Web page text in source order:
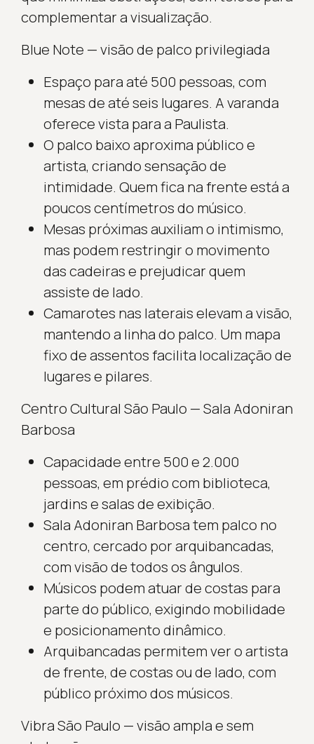
complementar a visualização.
Blue Note — visão de palco privilegiada
Espaço para até 500 pessoas, com
mesas de até seis lugares. A varanda
oferece vista para a Paulista.
O palco baixo aproxima público e
artista, criando sensação de
intimidade. Quem fica na frente está a
poucos centímetros do músico.
Mesas próximas auxiliam o intimismo,
mas podem restringir o movimento
das cadeiras e prejudicar quem
assiste de lado.
Camarotes nas laterais elevam a visão,
mantendo a linha do palco. Um mapa
fixo de assentos facilita localização de
lugares e pilares.
Centro Cultural São Paulo — Sala Adoniran
Barbosa
Capacidade entre 500 e 2.000
pessoas, em prédio com biblioteca,
jardins e salas de exibição.
Sala Adoniran Barbosa tem palco no
centro, cercado por arquibancadas,
com visão de todos os ângulos.
Músicos podem atuar de costas para
parte do público, exigindo mobilidade
e posicionamento dinâmico.
Arquibancadas permitem ver o artista
de frente, de costas ou de lado, com
público próximo dos músicos.
Vibra São Paulo — visão ampla e sem